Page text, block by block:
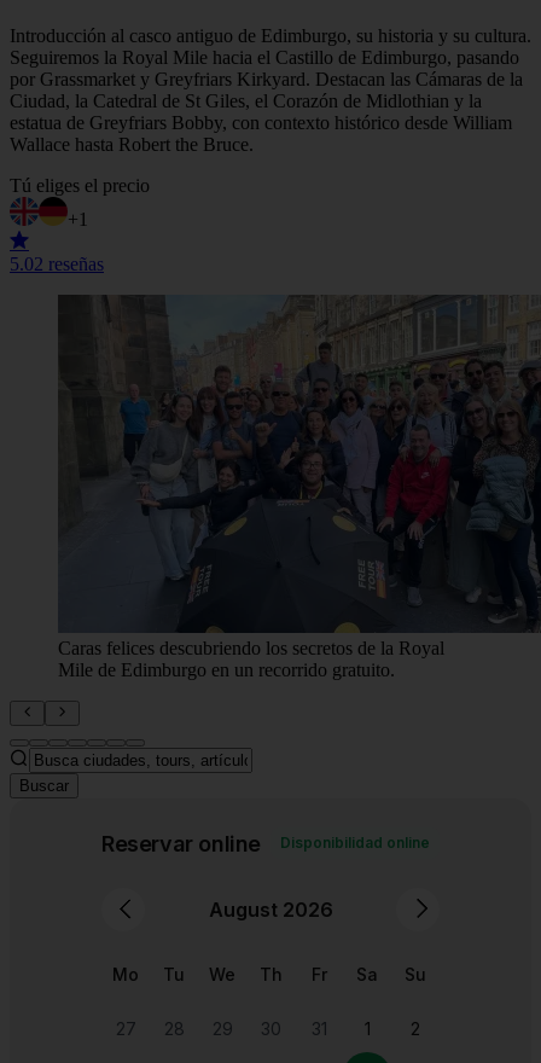
Introducción al casco antiguo de Edimburgo, su historia y su cultura.
Seguiremos la Royal Mile hacia el Castillo de Edimburgo, pasando
por Grassmarket y Greyfriars Kirkyard. Destacan las Cámaras de la
Ciudad, la Catedral de St Giles, el Corazón de Midlothian y la
estatua de Greyfriars Bobby, con contexto histórico desde William
Wallace hasta Robert the Bruce.
Tú eliges el precio
+1
5.02 reseñas
Caras felices descubriendo los secretos de la Royal
Mile de Edimburgo en un recorrido gratuito.